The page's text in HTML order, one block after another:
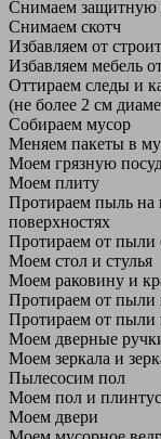
Снимаем защитную
Снимаем скотч
Избавляем от
Избавляем мебель
Оттираем следы и
(не более 2 см
Собираем мусор
Меняем пакеты в
Моем грязную
Моем плиту
Протираем пыль на
поверхностях
Протираем от
Моем стол и стулья
Моем раковину и
Протираем от пыли
Протираем от пыли
Моем дверные
Моем зеркала и
Пылесосим пол
Моем пол и
Моем двери